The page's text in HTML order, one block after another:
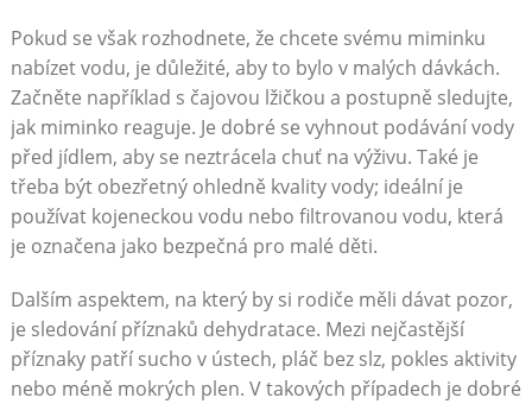
Pokud se však rozhodnete, že chcete svému miminku
nabízet vodu, je důležité, aby to bylo v malých dávkách.
Začněte například s čajovou lžičkou a postupně sledujte,
jak miminko reaguje. Je dobré se vyhnout podávání vody
před jídlem, aby se neztrácela chuť na výživu. Také je
třeba být obezřetný ohledně kvality vody; ideální je
používat kojeneckou vodu nebo filtrovanou vodu, která
je označena jako bezpečná pro malé děti.
Dalším aspektem, na který by si rodiče měli dávat pozor,
je sledování příznaků dehydratace. Mezi nejčastější
příznaky patří sucho v ústech, pláč bez slz, pokles aktivity
nebo méně mokrých plen. V takových případech je dobré